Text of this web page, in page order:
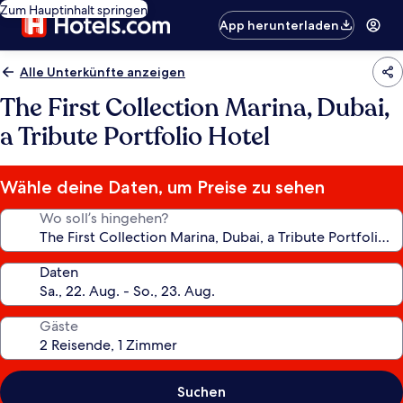
Zum Hauptinhalt springen
App herunterladen
Alle Unterkünfte anzeigen
The First Collection Marina, Dubai,
a Tribute Portfolio Hotel
Wähle deine Daten, um Preise zu sehen
Wo soll’s hingehen?
Daten
Gäste
Suchen